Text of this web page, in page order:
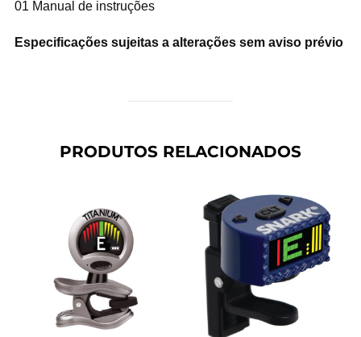
01 Manual de instruções
Especificações sujeitas a alterações sem aviso prévio
PRODUTOS RELACIONADOS